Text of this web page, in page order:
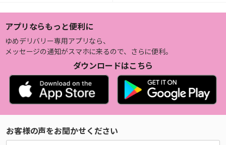
アプリならもっと便利に
ゆめデリバリー専用アプリなら、
メッセージの通知がスマホに来るので、さらに便利。
ダウンロードはこちら
お客様の声をお聞かせください